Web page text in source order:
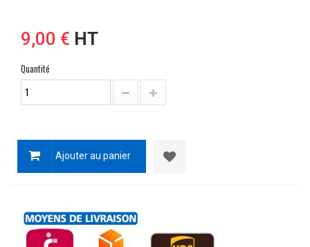
9,00 € HT
Quantité
Ajouter au panier